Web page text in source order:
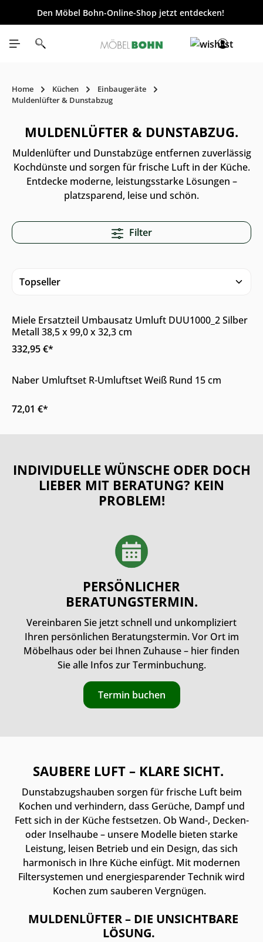
springen
Den Möbel Bohn-Online-Shop jetzt entdecken!
Home Küchen
Einbaugeräte
Muldenlüfter & Dunstabzug
MULDENLÜFTER & DUNSTABZUG.
Muldenlüfter und Dunstabzüge entfernen zuverlässig
Kochdünste und sorgen für frische Luft in der Küche.
Entdecke moderne, leistungsstarke Lösungen –
platzsparend, leise und schön.
Filter
Online & im Möbelhaus verfügbar
Miele Ersatzteil Umbausatz Umluft DUU1000_2 Silber
Metall 38,5 x 99,0 x 32,3 cm
332,95 €*
Nur Online erhältlich
Naber Umluftset R-Umluftset Weiß Rund 15 cm
72,01 €*
INDIVIDUELLE WÜNSCHE ODER DOCH
LIEBER MIT BERATUNG? KEIN
PROBLEM!
PERSÖNLICHER
BERATUNGSTERMIN.
Vereinbaren Sie jetzt schnell und unkompliziert
Ihren persönlichen Beratungstermin. Vor Ort im
Möbelhaus oder bei Ihnen Zuhause – hier finden
Sie alle Infos zur Terminbuchung.
Termin buchen
SAUBERE LUFT – KLARE SICHT.
Dunstabzugshauben sorgen für frische Luft beim
Kochen und verhindern, dass Gerüche, Dampf und
Fett sich in der Küche festsetzen. Ob Wand-, Decken-
oder Inselhaube – unsere Modelle bieten starke
Leistung, leisen Betrieb und ein Design, das sich
harmonisch in Ihre Küche einfügt. Mit modernen
Filtersystemen und energiesparender Technik wird
Kochen zum sauberen Vergnügen.
MULDENLÜFTER – DIE UNSICHTBARE
LÖSUNG.